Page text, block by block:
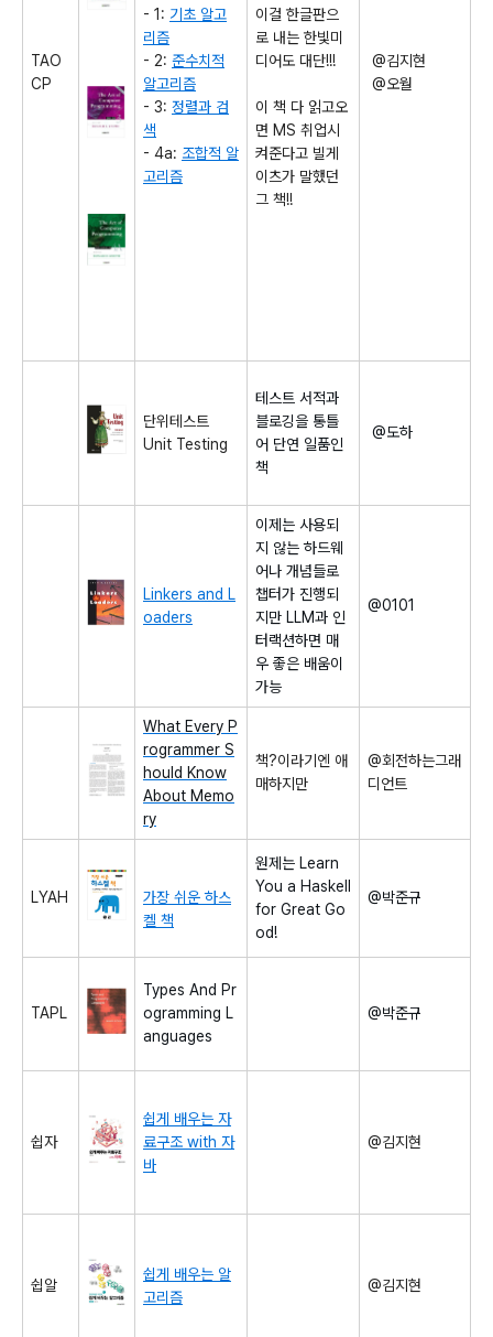
TAO
CP
- 1: 기초 알고
리즘
- 2: 준수치적
알고리즘
- 3: 정렬과 검
색
- 4a: 조합적 알
고리즘
이걸 한글판으
로 내는 한빛미
디어도 대단!!!
이 책 다 읽고오
면 MS 취업시
켜준다고 빌게
이츠가 말했던
그 책!!
@김지현
@오월
단위테스트
Unit Testing
테스트 서적과
블로깅을 통틀
어 단연 일품인
책
@도하
Linkers and L
oaders
이제는 사용되
지 않는 하드웨
어나 개념들로
챕터가 진행되
지만 LLM과 인
터랙션하면 매
우 좋은 배움이
가능
@0101
What Every P
rogrammer S
hould Know
About Memo
ry
책?이라기엔 애
매하지만
@회전하는그래
디언트
LYAH
가장 쉬운 하스
켈 책
원제는 Learn
You a Haskell
for Great Go
od!
@박준규
TAPL
Types And Pr
ogramming L
anguages
@박준규
쉽자
쉽게 배우는 자
료구조 with 자
바
@김지현
쉽알
쉽게 배우는 알
고리즘
@김지현